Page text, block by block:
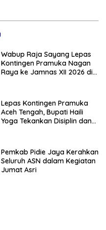
Wabup Raja Sayang Lepas
Kontingen Pramuka Nagan
Raya ke Jamnas XII 2026 di
Lepas Kontingen Pramuka
Aceh Tengah, Bupati Haili
Yoga Tekankan Disiplin dan
Pemkab Pidie Jaya Kerahkan
Seluruh ASN dalam Kegiatan
Jumat Asri